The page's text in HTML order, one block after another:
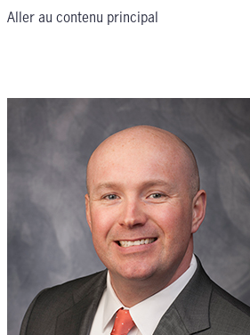
Aller au contenu principal